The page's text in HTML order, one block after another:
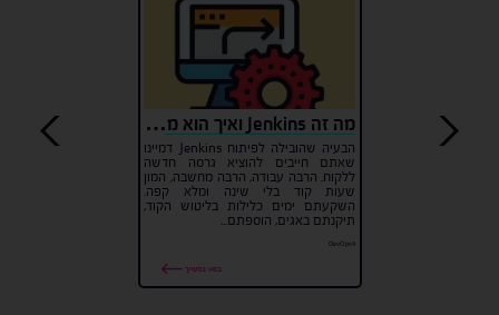
מה זה Jenkins ואיך הוא משנה את עולם הפיתוח?
הבעיה שהובילה לפיתוח Jenkins דמיינו
שאתם חייבים להוציא גרסה חדשה
ללקוח. הרבה עבודה, הרבה מחשבה, המון
שעות קוד בלי שינה ומלא קפה.
השקעתם ימים כלילות בליטוש הקוד,
תיקנתם באגים, הוספתם...
#DevOps
בואו נמשיך